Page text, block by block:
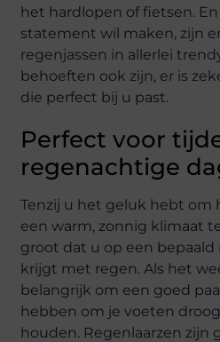
het hardlopen of fietsen.
statement wil maken, zijn
regenjassen in allerlei
behoeften ook zijn, er is
die perfect bij u past.
Perfect voor
regenachtige
Tenzij u het geluk hebt om
een warm, zonnig klimaat
groot dat u op een
krijgt met regen. Als het
belangrijk om een goed
hebben om je voeten
houden. Regenlaarzen zijn